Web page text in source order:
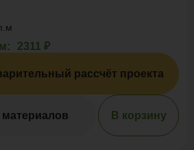
2311 ₽
рассчёт проекта
материалов В корзину